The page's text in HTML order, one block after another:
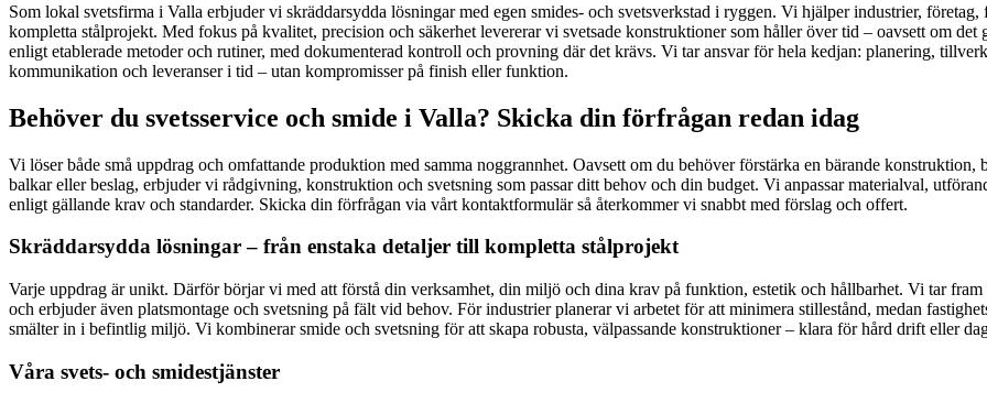
Som lokal svetsfirma i Valla erbjuder vi skräddarsydda lösningar med egen smides- och svetsverkstad i ryggen. Vi hjälper industrier,
kompletta stålprojekt. Med fokus på kvalitet, precision och säkerhet levererar vi svetsade konstruktioner som håller över tid – oavsett om
enligt etablerade metoder och rutiner, med dokumenterad kontroll och provning där det krävs. Vi tar ansvar för hela kedjan: planering,
kommunikation och leveranser i tid – utan kompromisser på finish eller funktion.
Behöver du svetsservice och smide i Valla? Skicka din förfrågan redan idag
Vi löser både små uppdrag och omfattande produktion med samma noggrannhet. Oavsett om du behöver förstärka en bärande
balkar eller beslag, erbjuder vi rådgivning, konstruktion och svetsning som passar ditt behov och din budget. Vi anpassar materialval,
enligt gällande krav och standarder. Skicka din förfrågan via vårt kontaktformulär så återkommer vi snabbt med förslag och offert.
Skräddarsydda lösningar – från enstaka detaljer till kompletta stålprojekt
Varje uppdrag är unikt. Därför börjar vi med att förstå din verksamhet, din miljö och dina krav på funktion, estetik och hållbarhet. Vi tar
och erbjuder även platsmontage och svetsning på fält vid behov. För industrier planerar vi arbetet för att minimera stillestånd, medan
smälter in i befintlig miljö. Vi kombinerar smide och svetsning för att skapa robusta, välpassande konstruktioner – klara för hård drift eller
Våra svets- och smidestjänster